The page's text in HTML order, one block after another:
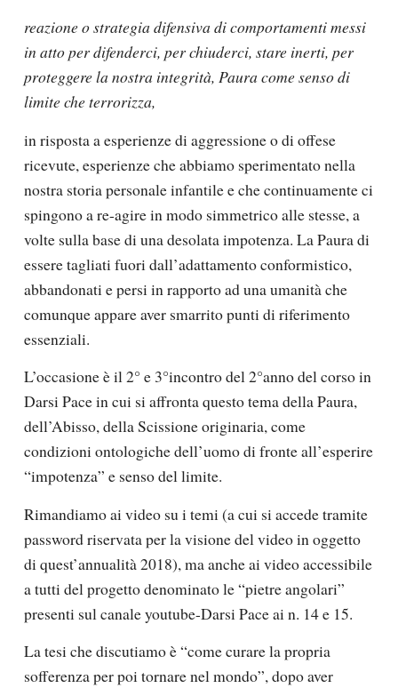
reazione o strategia difensiva di comportamenti messi
in atto per difenderci, per chiuderci, stare inerti, per
proteggere la nostra integrità, Paura come senso di
limite che terrorizza,
in risposta a esperienze di aggressione o di offese
ricevute, esperienze che abbiamo sperimentato nella
nostra storia personale infantile e che continuamente ci
spingono a re-agire in modo simmetrico alle stesse, a
volte sulla base di una desolata impotenza. La Paura di
essere tagliati fuori dall’adattamento conformistico,
abbandonati e persi in rapporto ad una umanità che
comunque appare aver smarrito punti di riferimento
essenziali.
L’occasione è il 2° e 3°incontro del 2°anno del corso in
Darsi Pace in cui si affronta questo tema della Paura,
dell’Abisso, della Scissione originaria, come
condizioni ontologiche dell’uomo di fronte all’esperire
“impotenza” e senso del limite.
Rimandiamo ai video su i temi (a cui si accede tramite
password riservata per la visione del video in oggetto
di quest’annualità 2018), ma anche ai video accessibile
a tutti del progetto denominato le “pietre angolari”
presenti sul canale youtube-Darsi Pace ai n. 14 e 15.
La tesi che discutiamo è “come curare la propria
sofferenza per poi tornare nel mondo”, dopo aver